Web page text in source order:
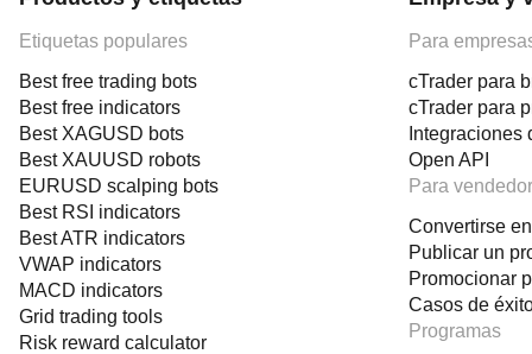
Etiquetas populares
Best free trading bots
Best free indicators
Best XAGUSD bots
Best XAUUSD robots
EURUSD scalping bots
Best RSI indicators
Best ATR indicators
VWAP indicators
MACD indicators
Grid trading tools
Risk reward calculator
Para
cTrader para
cTrader para
Integraciones
Open API
Para
Convertirse
Publicar un
Promocionar
Casos de
Programas